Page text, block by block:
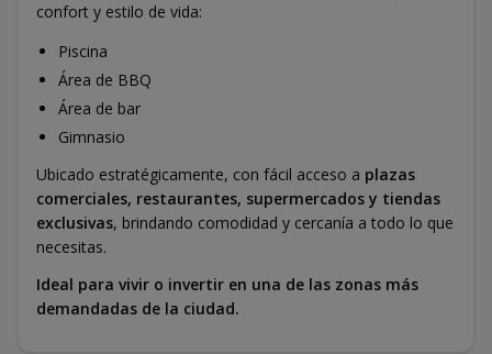
confort y estilo de vida:
Piscina
Área de BBQ
Área de bar
Gimnasio
Ubicado estratégicamente, con fácil acceso a plazas
comerciales, restaurantes, supermercados y tiendas
exclusivas, brindando comodidad y cercanía a todo lo que
necesitas.
Ideal para vivir o invertir en una de las zonas más
demandadas de la ciudad.